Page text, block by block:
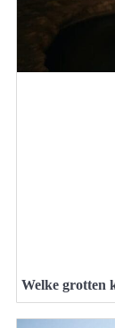
Welke grotten